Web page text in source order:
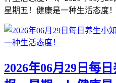
星期五！健康是一种生活态度
2026年06月29日每